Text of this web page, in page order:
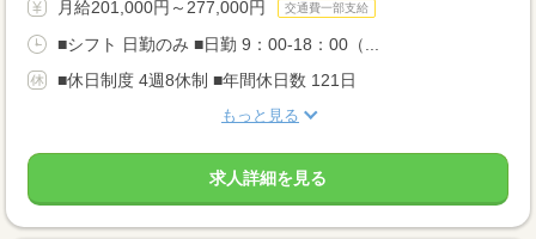
月給201,000円～277,000円 交通費一部支給
■シフト 日勤のみ ■日勤 9：00-18：00（...
■休日制度 4週8休制 ■年間休日数 121日
もっと見る
求人詳細を見る